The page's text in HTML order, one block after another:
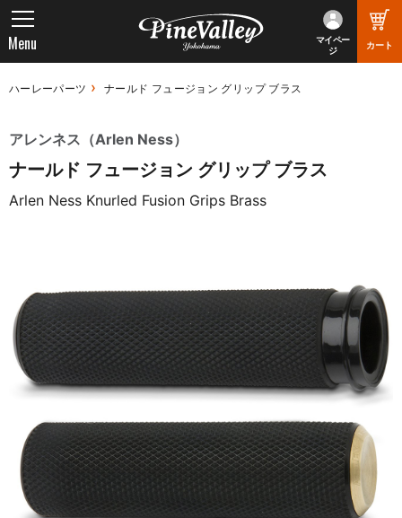
マイペー
ジ
カート
Menu
ハーレーパーツ ナールド フュージョン グリップ ブラス
アレンネス（Arlen Ness）
ナールド フュージョン グリップ ブラス
Arlen Ness Knurled Fusion Grips Brass